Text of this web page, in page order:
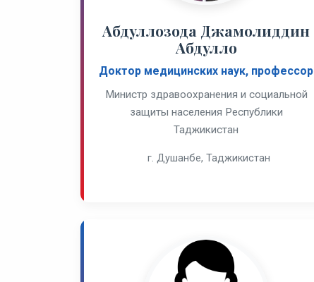
Абдуллозода Джамолиддин
Абдулло
Доктор медицинских наук, профессор
Министр здравоохранения и социальной
защиты населения Республики
Таджикистан
г. Душанбе, Таджикистан